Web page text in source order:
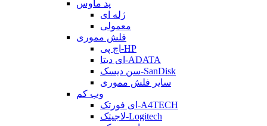
پد ماوس
ژله ای
معمولی
فلش مموری
اچ پی-HP
ای دیتا-ADATA
سن دیسک-SanDisk
سایر فلش مموری
وب کم
ای فورتک-A4TECH
لاجیتک-Logitech